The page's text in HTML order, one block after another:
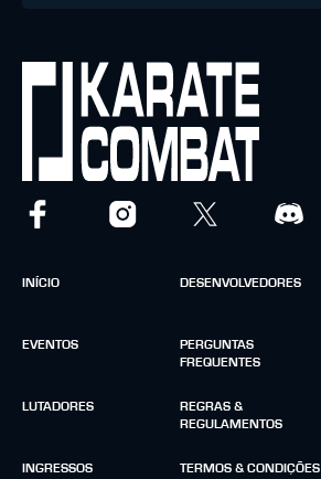
INÍCIO
EVENTOS
LUTADORES
INGRESSOS
DESENVOLVEDORES
PERGUNTAS
FREQUENTES
REGRAS &
REGULAMENTOS
TERMOS & CONDIÇÕES